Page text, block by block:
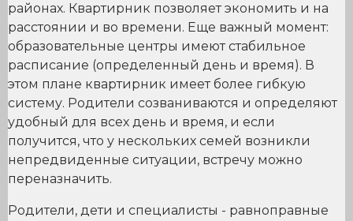
районах. Квартирник позволяет экономить и на
расстоянии и во времени. Еще важный момент:
образовательные центры имеют стабильное
расписание (определенный день и время). В
этом плане квартирник имеет более гибкую
систему. Родители созваниваются и определяют
удобный для всех день и время, и если
получится, что у нескольких семей возникли
непредвиденные ситуации, встречу можно
переназначить.
Родители, дети и специалисты - равноправные